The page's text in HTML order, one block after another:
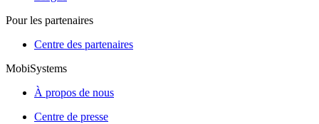
Pour les partenaires
Centre des partenaires
MobiSystems
À propos de nous
Centre de presse